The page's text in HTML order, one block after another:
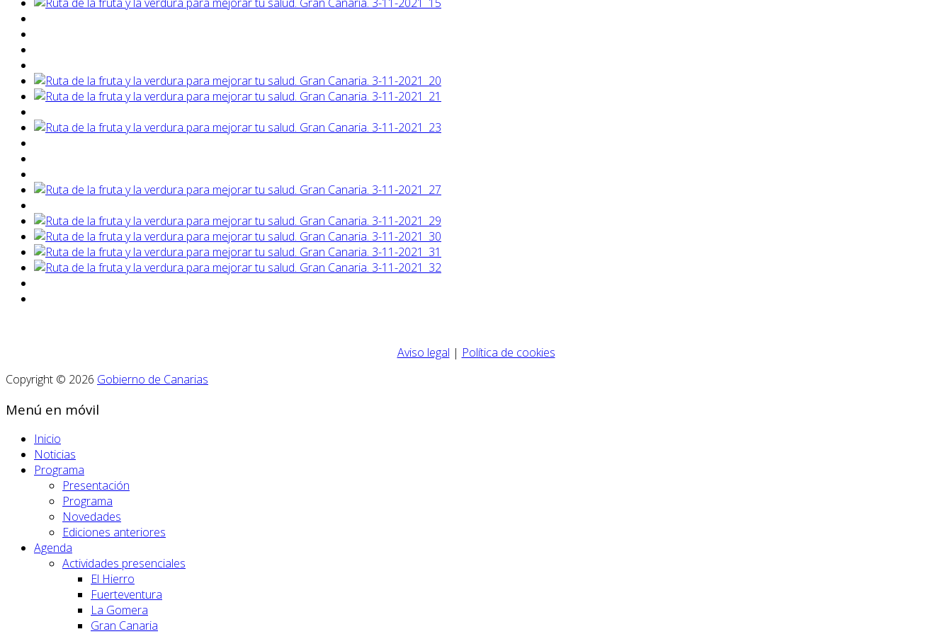
Aviso legal | Política de cookies
Copyright © 2026 Gobierno de Canarias
Menú en móvil
Inicio
Noticias
Programa
Presentación
Programa
Novedades
Ediciones anteriores
Agenda
Actividades presenciales
El Hierro
Fuerteventura
La Gomera
Gran Canaria